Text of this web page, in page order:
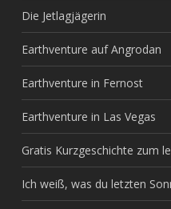
Die Jetlagjägerin
Earthventure auf Angrodan
Earthventure in Fernost
Earthventure in Las Vegas
Gratis Kurzgeschichte zum
Ich weiß, was du letzten